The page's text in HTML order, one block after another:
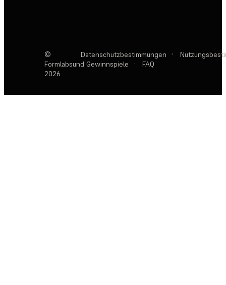
©
Formlabs
2026
Datenschutzbestimmungen ·
und Gewinnspiele
· FAQ